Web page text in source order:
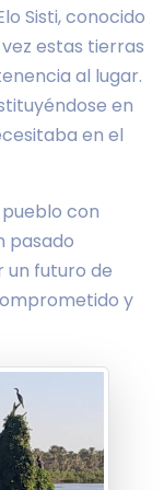
Sisti, conocido
estas tierras
al lugar.
en
en el
con
pasado
un futuro de
y